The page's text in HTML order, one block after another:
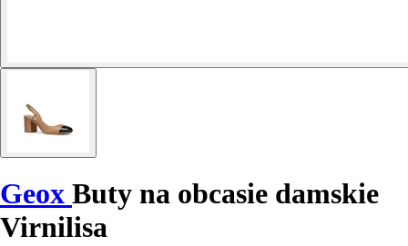
Geox Buty na obcasie damskie
Virnilisa